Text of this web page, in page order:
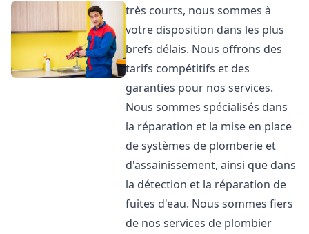
très courts, nous sommes à
votre disposition dans les plus
brefs délais. Nous offrons des
tarifs compétitifs et des
garanties pour nos services.
Nous sommes spécialisés dans
la réparation et la mise en place
de systèmes de plomberie et
d'assainissement, ainsi que dans
la détection et la réparation de
fuites d'eau. Nous sommes fiers
de nos services de plombier